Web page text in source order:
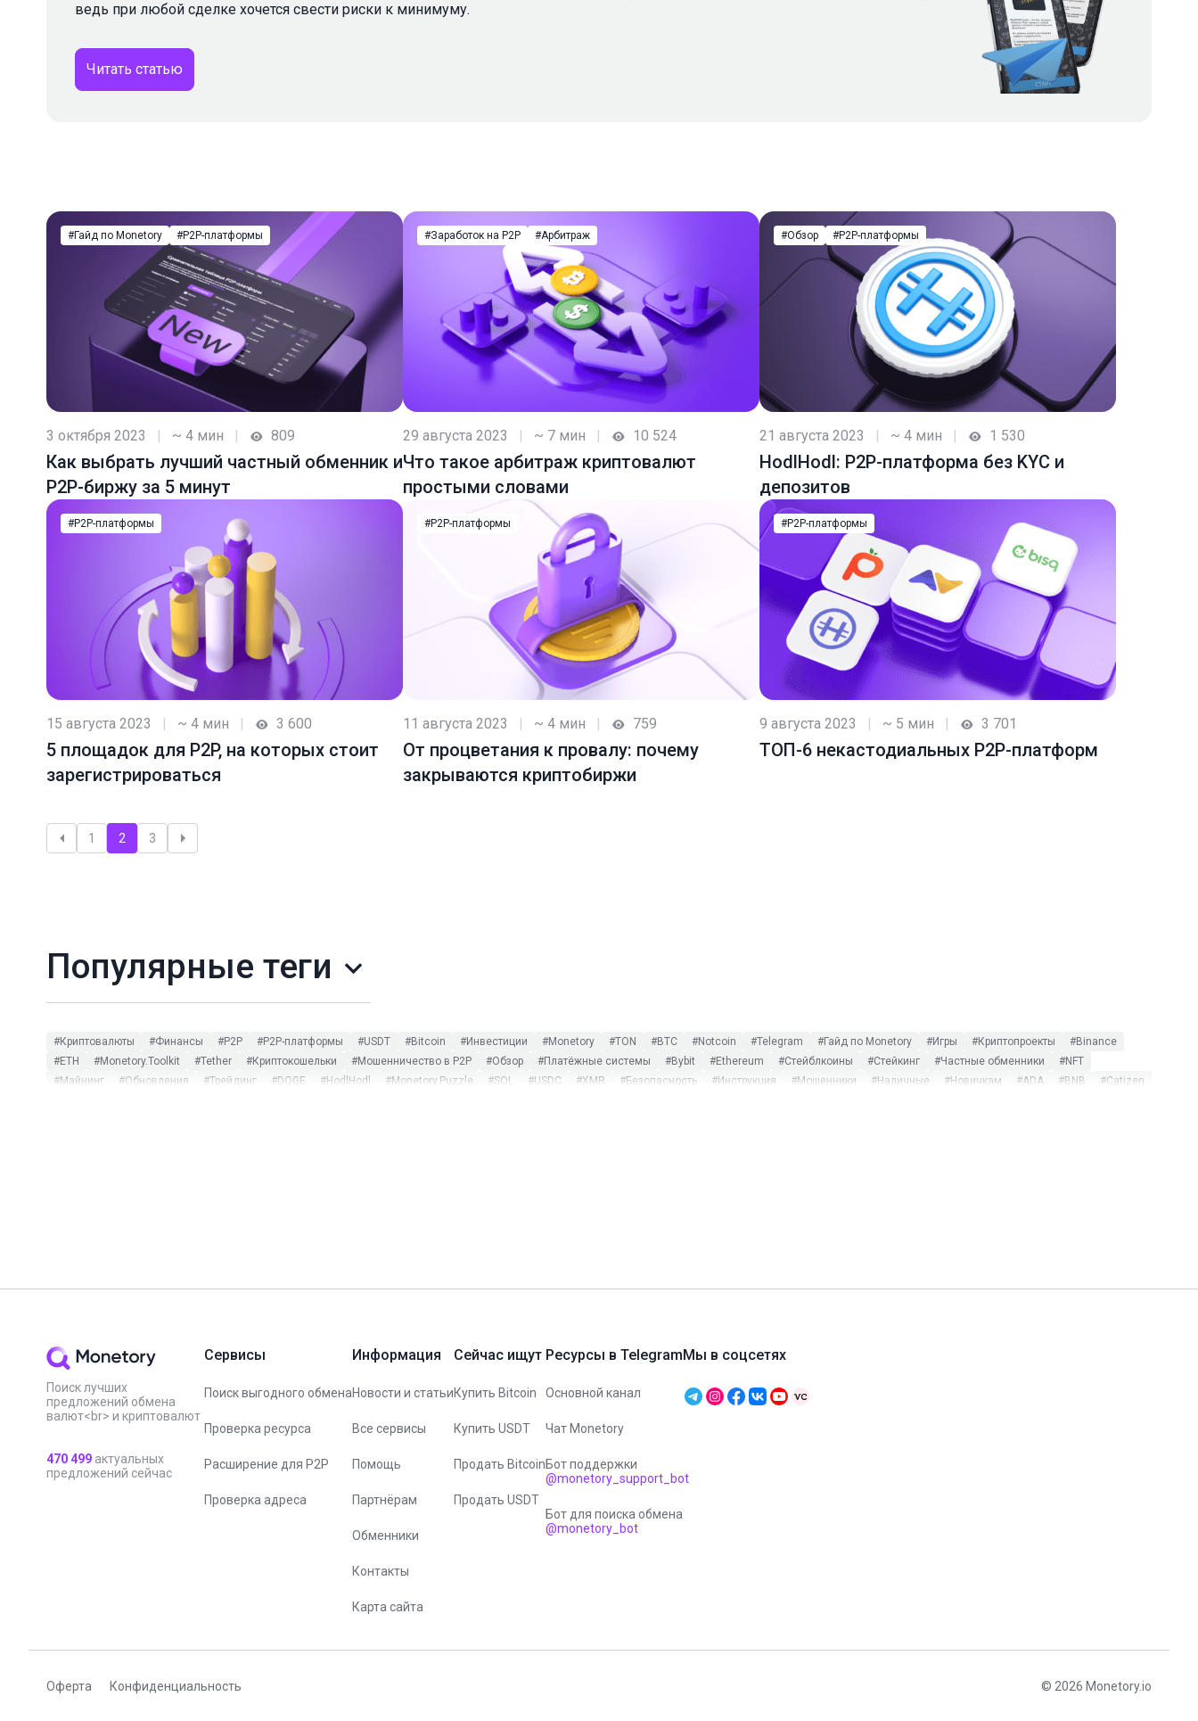
ведь при любой сделке хочется свести риски к минимуму.
Читать статью
#Гайд по Monetory #P2P-платформы
3 октября 2023 | ~ 4 мин | 809
Как выбрать лучший частный обменник и
P2P-биржу за 5 минут
#Заработок на P2P #Арбитраж
29 августа 2023 | ~ 7 мин | 10 524
Что такое арбитраж криптовалют
простыми словами
#Обзор #P2P-платформы
21 августа 2023 | ~ 4 мин | 1 530
HodlHodl: P2P-платформа без KYC и
депозитов
#P2P-платформы
15 августа 2023 | ~ 4 мин | 3 600
5 площадок для P2P, на которых стоит
зарегистрироваться
#P2P-платформы
11 августа 2023 | ~ 4 мин | 759
От процветания к провалу: почему
закрываются криптобиржи
#P2P-платформы
9 августа 2023 | ~ 5 мин | 3 701
ТОП-6 некастодиальных P2P-платформ
Пагинация
записей
1 2 3
Популярные теги
#Криптовалюты #Финансы #P2P #P2P-платформы #USDT #Bitcoin #Инвестиции #Monetory #TON #BTC #Notcoin #Telegram #Гайд по Monetory #Игры #Криптопроекты
#Binance
#ETH
#Monetory.Toolkit #Tether #Криптокошельки #Мошенничество в P2P #Обзор #Платёжные системы #Bybit #Ethereum #Стейблкоины #Стейкинг #Частные обменники
#NFT
#Майнинг
#Обновления #Трейдинг #DOGE #HodlHodl #Monetory.Puzzle #SOL #USDC #XMR #Безопасность #Инструкция #Мошенники #Наличные #Новичкам #ADA #BNB
#Catizen
Поиск лучших
предложений обмена
валют<br> и криптовалют
470 499 актуальных
предложений сейчас
Сервисы
Поиск выгодного обмена
Проверка ресурса
Расширение для P2P
Проверка адреса
Информация
Новости и статьи
Все сервисы
Помощь
Партнёрам
Обменники
Контакты
Карта сайта
Сейчас ищут
Купить Bitcoin
Купить USDT
Продать Bitcoin
Продать USDT
Ресурсы в Telegram
Основной канал
Чат Monetory
Бот поддержки
@monetory_support_bot
Бот для поиска обмена
@monetory_bot
Мы в соцсетях
Оферта Конфиденциальность © 2026 Monetory.io